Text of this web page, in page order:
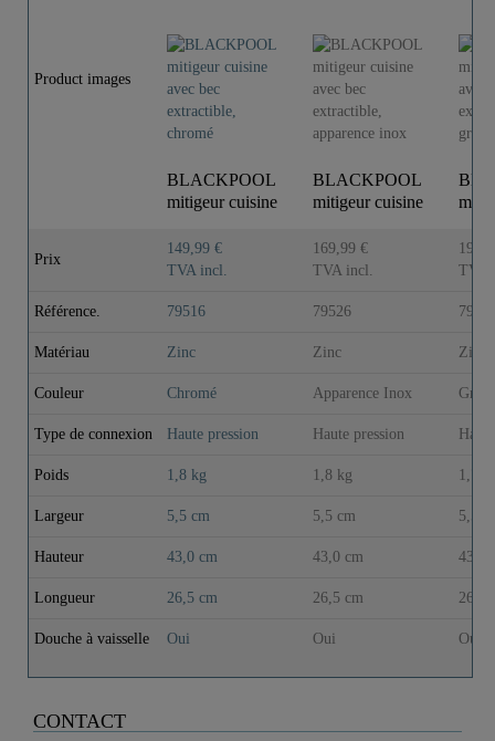
Product images
BLACKPOOL
mitigeur cuisine
extractible, ch..
BLACKPOOL
mitigeur cuisine
extractible, ap..
Prix
149,99 €
TVA incl.
169,99 €
TVA incl.
TVA
Référence. 79516 79526
Matériau Zinc Zinc Zinc
Couleur Chromé Apparence Inox
Type de connexion Haute pression Haute pression
Poids 1,8 kg 1,8 kg 1,7
Largeur 5,5 cm 5,5 cm 5,5
Hauteur 43,0 cm 43,0 cm 43,0
Longueur 26,5 cm 26,5 cm 26,5
Douche à vaisselle Oui Oui Oui
CONTACT